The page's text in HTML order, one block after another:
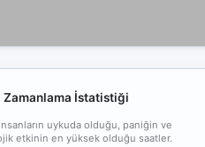
Zamanlama İstatistiği
uykuda olduğu, paniğin ve
etkinin en yüksek olduğu saatler.